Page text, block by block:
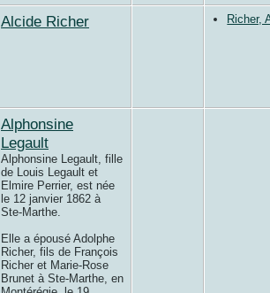
Alcide Richer Richer,
Alphonsine
Legault
Alphonsine Legault, fille
de Louis Legault et
Elmire Perrier, est née
le 12 janvier 1862 à
Ste-Marthe.
Elle a épousé Adolphe
Richer, fils de François
Richer et Marie-Rose
Brunet à Ste-Marthe, en